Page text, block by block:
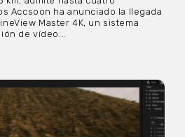
Accsoon ha anunciado la llegada
Master 4K, un sistema
de vídeo...